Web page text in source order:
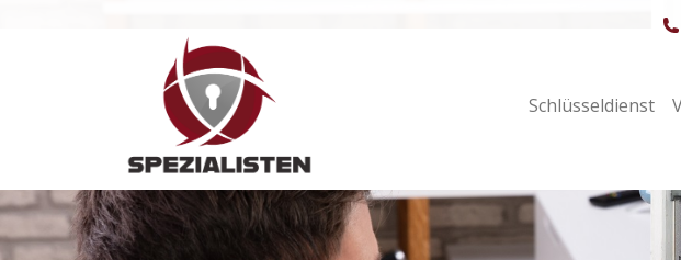
Hauptnavigation Schlüsseldienst